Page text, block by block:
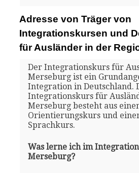
Adresse von Träger von
Integrationskursen und
für Ausländer in der
Der Integrationskurs für
Merseburg ist ein
Integration in Deutschland.
Integrationskurs für
Merseburg besteht aus
Orientierungskurs und
Sprachkurs.
Was lerne ich im
Merseburg?